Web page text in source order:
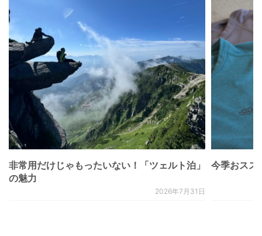
非常用だけじゃもったいない！「ツェルト泊」
の魅力
2026年7月31日
今季おスス